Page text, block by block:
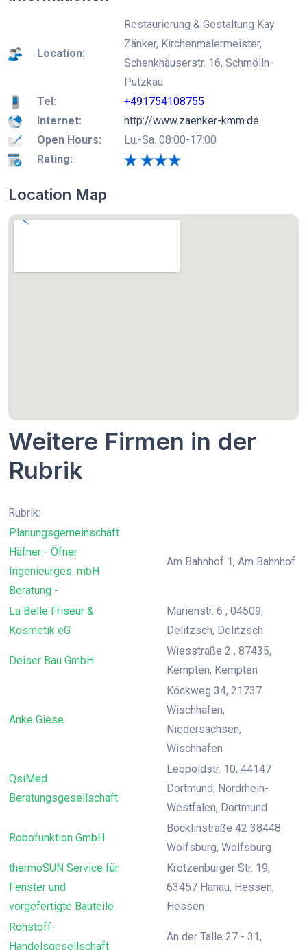
Location:
Restaurierung & Gestaltung Kay
Zänker, Kirchenmalermeister,
Schenkhäuserstr. 16, Schmölln-
Putzkau
Tel:
+491754108755
Internet:
http://www.zaenker-kmm.de
Open Hours:
Lu.-Sa. 08:00-17:00
Rating:
Location Map
Weitere Firmen in der
Rubrik
Rubrik:
Planungsgemeinschaft
Häfner - Öfner
Ingenieurges. mbH
Beratung -
Am Bahnhof 1, Am Bahnhof
La Belle Friseur &
Kosmetik eG
Marienstr. 6 , 04509,
Delitzsch, Delitzsch
Deiser Bau GmbH
Wiesstraße 2 , 87435,
Kempten, Kempten
Anke Giese
Köckweg 34, 21737
Wischhafen,
Niedersachsen,
Wischhafen
QsiMed
Beratungsgesellschaft
Leopoldstr. 10, 44147
Dortmund, Nordrhein-
Westfalen, Dortmund
Robofunktion GmbH
Böcklinstraße 42 38448
Wolfsburg, Wolfsburg
thermoSUN Service für
Fenster und
vorgefertigte Bauteile
Krotzenburger Str. 19,
63457 Hanau, Hessen,
Hessen
Rohstoff-
Handelsgesellschaft
An der Talle 27 - 31,